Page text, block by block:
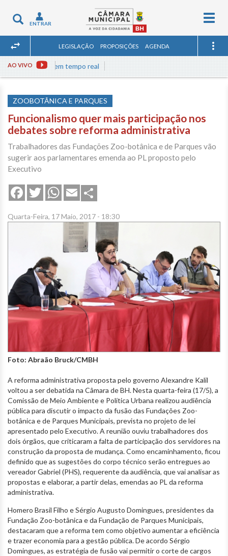
Toggle
navigation
ENTRAR
LEGISLAÇÃO PROPOSIÇÕES AGENDA
AO VIVO
às reuniões em tempo real
ZOOBOTÂNICA E PARQUES
Funcionalismo quer mais participação nos
debates sobre reforma administrativa
Trabalhadores das Fundações Zoo-botânica e de Parques vão
sugerir aos parlamentares emenda ao PL proposto pelo
Executivo
FacebookTwitterWhatsApp
Email
Quarta-Feira, 17 Maio, 2017 - 18:30
Foto: Abraão Bruck/CMBH
A reforma administrativa proposta pelo governo Alexandre Kalil
voltou a ser debatida na Câmara de BH. Nesta quarta-feira (17/5), a
Comissão de Meio Ambiente e Política Urbana realizou audiência
pública para discutir o impacto da fusão das Fundações Zoo-
botânica e de Parques Municipais, prevista no projeto de lei
apresentado pelo Executivo. A reunião ouviu trabalhadores dos
dois órgãos, que criticaram a falta de participação dos servidores na
construção da proposta de mudança. Como encaminhamento, ficou
definido que as sugestões do corpo técnico serão entregues ao
vereador Gabriel (PHS), requerente da audiência, que vai analisar as
propostas e elaborar, a partir delas, emendas ao PL da reforma
administrativa.
Homero Brasil Filho e Sérgio Augusto Domingues, presidentes da
Fundação Zoo-botânica e da Fundação de Parques Municipais,
destacaram que a reforma tem como objetivo aumentar a eficiência
e trazer economia para a gestão pública. De acordo Sérgio
Domingues, as estratégia de fusão vai permitir o corte de cargos